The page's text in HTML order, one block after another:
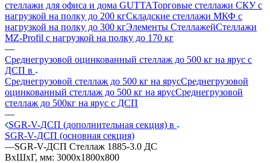
стеллажи для офиса и дома GUTTAТорговые стеллажи СКУ с
нагрузкой на полку до 200 кгСкладские стеллажи МКФ с
нагрузкой на полку до 300 кгЭлементы СтеллажейСтеллажи
MZ-Profil с нагрузкой на полку до 170 кг
—
Среднегрузовой оцинкованный стеллаж до 500 кг на ярус с
ДСП в
Среднегрузовой стеллаж до 500 кг на ярусСреднегрузовой
оцинкованный стеллаж до 500 кг на ярусСреднегрузовой
стеллаж до 500кг на ярус с ДСП
—
SGR-V-ДСП (дополнительная секция) в
SGR-V-ДСП (основная секция)
—SGR-V-ДСП Стеллаж 1885-3.0 ДС
ВхШхГ, мм: 3000x1800x800